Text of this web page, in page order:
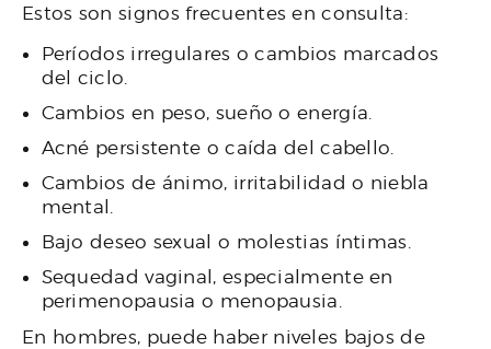
Estos son signos frecuentes en consulta:
Períodos irregulares o cambios marcados
del ciclo.
Cambios en peso, sueño o energía.
Acné persistente o caída del cabello.
Cambios de ánimo, irritabilidad o niebla
mental.
Bajo deseo sexual o molestias íntimas.
Sequedad vaginal, especialmente en
perimenopausia o menopausia.
En hombres, puede haber niveles bajos de